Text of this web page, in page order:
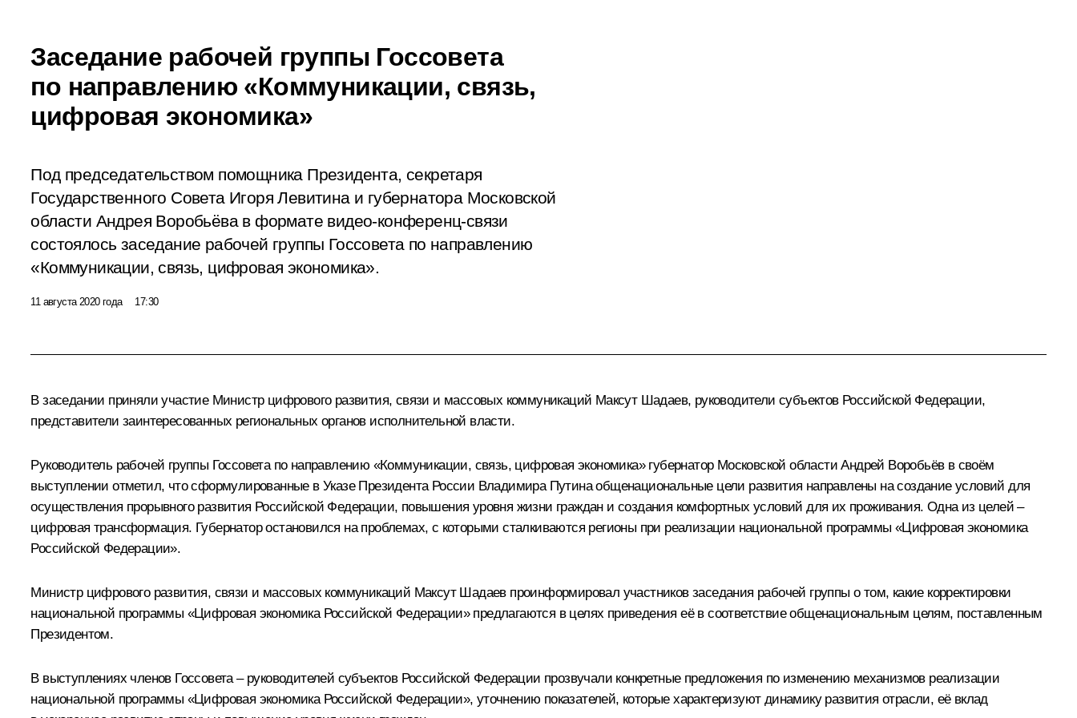
Заседание рабочей группы Госсовета
по направлению «Коммуникации, связь,
цифровая экономика»
Под председательством помощника Президента, секретаря
Государственного Совета Игоря Левитина и губернатора Московской
области Андрея Воробьёва в формате видео-конференц-связи
состоялось заседание рабочей группы Госсовета по направлению
«Коммуникации, связь, цифровая экономика».
11 августа 2020 года 17:30
В заседании приняли участие Министр цифрового развития, связи и массовых коммуникаций Максут Шадаев, руководители субъектов Российской Федерации,
представители заинтересованных региональных органов исполнительной власти.
Руководитель рабочей группы Госсовета по направлению «Коммуникации, связь, цифровая экономика» губернатор Московской областиАндрей Воробьёвв своём
выступлении отметил, что сформулированные в Указе Президента России Владимира Путина общенациональные цели развития направлены на создание условий для
осуществления прорывного развития Российской Федерации, повышения уровня жизни граждан и создания комфортных условий для их проживания. Одна из целей –
цифровая трансформация. Губернатор остановился на проблемах, с которыми сталкиваются регионы при реализации национальной программы «Цифровая экономика
Российской Федерации».
Министр цифрового развития, связи и массовых коммуникаций Максут Шадаев проинформировал участников заседания рабочей группы о том, какие корректировки
национальной программы «Цифровая экономика Российской Федерации» предлагаются в целях приведения её в соответствие общенациональным целям, поставленным
Президентом.
В выступлениях членов Госсовета – руководителей субъектов Российской Федерации прозвучали конкретные предложения по изменению механизмов реализации
национальной программы «Цифровая экономика Российской Федерации», уточнению показателей, которые характеризуют динамику развития отрасли, её вклад